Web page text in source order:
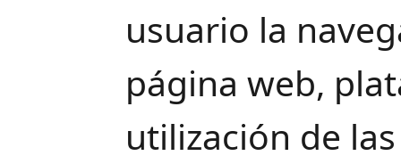
usuario la
página web,
utilización de